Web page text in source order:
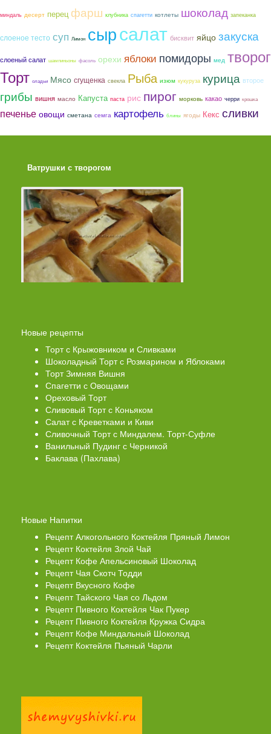
миндаль десерт перец фарш клубника спагетти котлеты шоколад запеканка
слоеное тесто суп Лимон сырсалат бисквит яйцо закуска
слоеный салат шампиньоны фасоль орехи яблоки помидоры мед творог
Торт оладьи Мясо сгущенка свекла Рыба изюм кукуруза курица второе
грибы вишня масло Капуста паста рис пирог морковь какао черри крошка
печенье овощи сметана семга картофель блины ягоды Кекс сливки
Ватрушки с творогом
Новые рецепты
Торт с Крыжовником и Сливками
Шоколадный Торт с Розмарином и Яблоками
Торт Зимняя Вишня
Спагетти с Овощами
Ореховый Торт
Сливовый Торт с Коньяком
Салат с Креветками и Киви
Сливочный Торт с Миндалем. Торт-Суфле
Ванильный Пудинг с Черникой
Баклава (Пахлава)
Новые Напитки
Рецепт Алкогольного Коктейля Пряный Лимон
Рецепт Коктейля Злой Чай
Рецепт Кофе Апельсиновый Шоколад
Рецепт Чая Скотч Тодди
Рецепт Вкусного Кофе
Рецепт Тайского Чая со Льдом
Рецепт Пивного Коктейля Чак Пукер
Рецепт Пивного Коктейля Кружка Сидра
Рецепт Кофе Миндальный Шоколад
Рецепт Коктейля Пьяный Чарли